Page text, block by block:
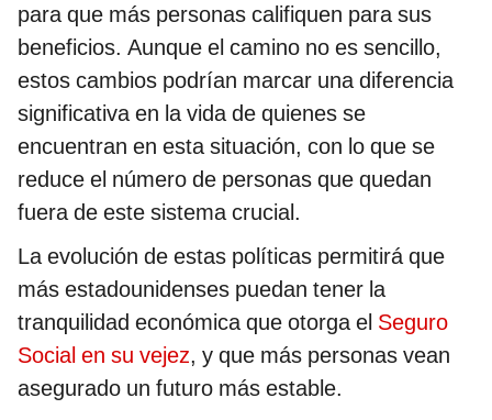
para que más personas califiquen para sus
beneficios. Aunque el camino no es sencillo,
estos cambios podrían marcar una diferencia
significativa en la vida de quienes se
encuentran en esta situación, con lo que se
reduce el número de personas que quedan
fuera de este sistema crucial.
La evolución de estas políticas permitirá que
más estadounidenses puedan tener la
tranquilidad económica que otorga el Seguro
Social en su vejez, y que más personas vean
asegurado un futuro más estable.